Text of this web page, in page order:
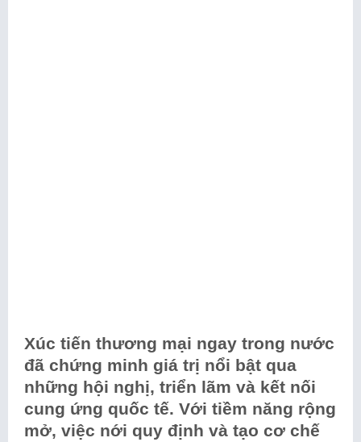
Xúc tiến thương mại ngay trong nước
đã chứng minh giá trị nổi bật qua
những hội nghị, triển lãm và kết nối
cung ứng quốc tế. Với tiềm năng rộng
mở, việc nới quy định và tạo cơ chế